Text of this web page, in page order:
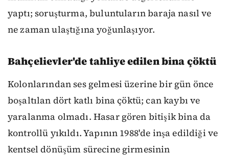
yaptı; soruşturma, buluntuların baraja nasıl ve
ne zaman ulaştığına yoğunlaşıyor.
Bahçelievler'de tahliye edilen bina çöktü
Kolonlarından ses gelmesi üzerine bir gün önce
boşaltılan dört katlı bina çöktü; can kaybı ve
yaralanma olmadı. Hasar gören bitişik bina da
kontrollü yıkıldı. Yapının 1988'de inşa edildiği ve
kentsel dönüşüm sürecine girmesinin